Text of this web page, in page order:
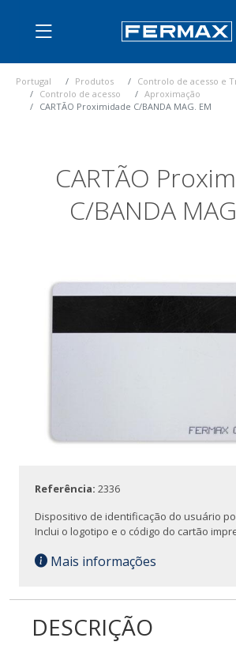
Portugal Produtos
Controlo de acesso e
Controlo de acesso
Aproximação
CARTÃO Proximidade C/BANDA MAG. EM
CARTÃO
C/BANDA
Referência: 2336
Dispositivo de identificação do usuário
Inclui o logotipo e o código do cartão
Mais informações
DESCRIÇÃO